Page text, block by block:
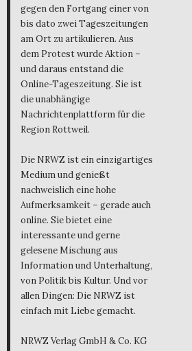
gegen den Fortgang einer von
bis dato zwei Tageszeitungen
am Ort zu artikulieren. Aus
dem Protest wurde Aktion –
und daraus entstand die
Online-Tageszeitung. Sie ist
die unabhängige
Nachrichtenplattform für die
Region Rottweil.
Die NRWZ ist ein einzigartiges
Medium und genießt
nachweislich eine hohe
Aufmerksamkeit – gerade auch
online. Sie bietet eine
interessante und gerne
gelesene Mischung aus
Information und Unterhaltung,
von Politik bis Kultur. Und vor
allen Dingen: Die NRWZ ist
einfach mit Liebe gemacht.
NRWZ Verlag GmbH & Co. KG